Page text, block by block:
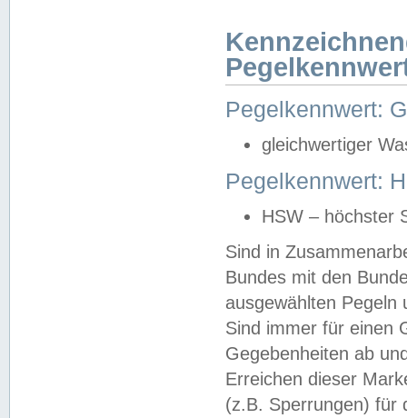
Pegelkennwert:
gleichwertiger
Pegelkennwert:
HSW – höchster
Sind in
Bundes mit den
ausgewählten
Sind immer für einen
Gegebenheiten ab
Erreichen dieser
(z.B. Sperrungen) für